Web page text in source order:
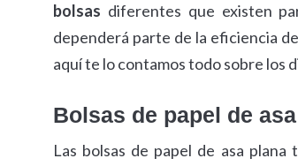
bolsas diferentes que existen
dependerá parte de la eficiencia
aquí te lo contamos todo sobre los
Bolsas de papel de
Las bolsas de papel de asa